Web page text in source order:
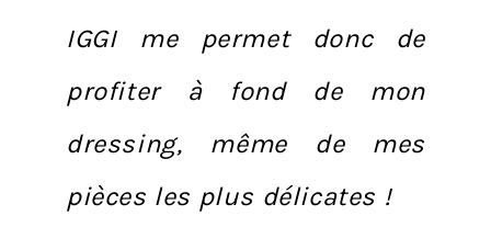
IGGI me permet donc de
profiter à fond de mon
dressing, même de mes
pièces les plus délicates !